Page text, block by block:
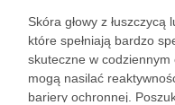
Skóra głowy z
które spełniają bardzo
skuteczne w
mogą nasilać
bariery ochronnej.